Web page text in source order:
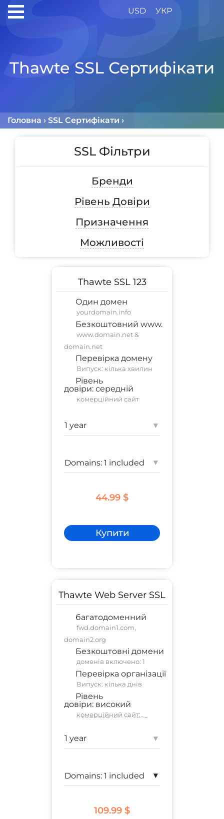
USD УКР
Thawte SSL Сертифікати
Головна › SSL Сертифікати ›
SSL Фільтри
Бренди
Рівень Довіри
Призначення
Можливості
Thawte SSL 123
Один домен
yourdomain.info
Безкоштовний www.
www.domain.net &
domain.net
Перевірка домену
Випуск: кілька хвилин
Рівень
довіри: середній
комерційний сайт
▾
▾
44.99 $
Купити
Thawte Web Server SSL
багатодоменний
fwd.domain1.com,
domain2.org
Безкоштовні домени
доменів включено: 1
Перевірка організації
Випуск: кілька днів
Рівень
довіри: високий
комерційний сайт;
корпоративний сайт
▾
▾
109.99 $